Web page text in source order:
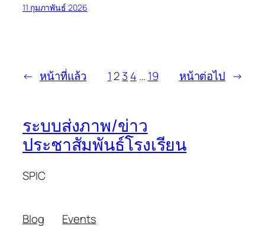
11 กุมภาพันธ์ 2026
← หน้าที่แล้ว 1 23 4 … 19 หน้าต่อไป →
ระบบส่งภาพ/ข่าว
ประชาสัมพันธ์โรงเรียน
SPIC
Blog Events